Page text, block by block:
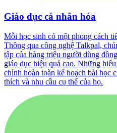
Giáo dục cá nhân hóa
Mỗi học sinh có một phong cách
Thông qua công nghệ Talkpal,
tập của hàng triệu người dùng
giáo dục hiệu quả cao. Những
chỉnh hoàn toàn kế hoạch bài học
thích và nhu cầu cụ thể của họ.